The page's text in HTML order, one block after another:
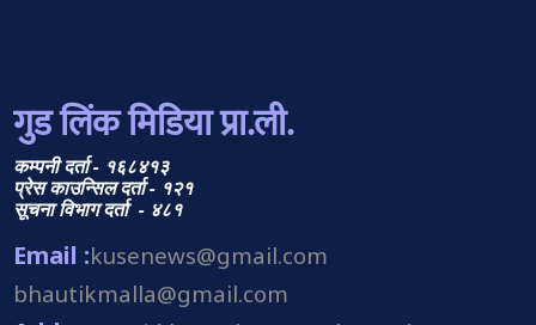
गुड लिंक मिडिया प्रा.ली.
कम्पनी दर्ता - १६८४१३
प्रेस काउन्सिल दर्ता - १२१
सूचना विभाग दर्ता - ४८१
Email :kusenews@gmail.com
bhautikmalla@gmail.com